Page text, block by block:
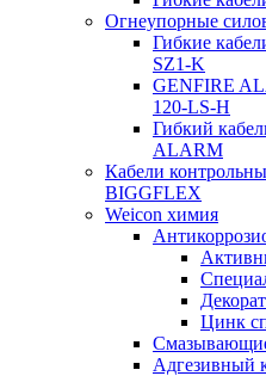
Огнеупорные
Гибкие
SZ1-K
GENFIRE
120-LS-H
Гибкий
ALARM
Кабели
BIGGFLEX
Weicon химия
Цинк
Адгезивный